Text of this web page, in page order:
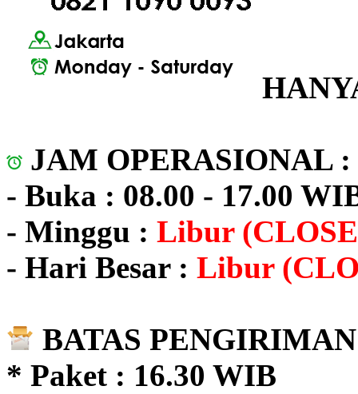
JAM OPERASIONAL :
- Buka : 08.00 - 17.00
- Minggu : Libur
- Hari Besar : Libur
BATAS
* Paket : 16.30 WIB